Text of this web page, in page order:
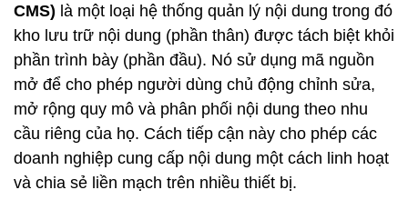
CMS) là một loại hệ thống quản lý nội dung trong đó
kho lưu trữ nội dung (phần thân) được tách biệt khỏi
phần trình bày (phần đầu). Nó sử dụng mã nguồn
mở để cho phép người dùng chủ động chỉnh sửa,
mở rộng quy mô và phân phối nội dung theo nhu
cầu riêng của họ. Cách tiếp cận này cho phép các
doanh nghiệp cung cấp nội dung một cách linh hoạt
và chia sẻ liền mạch trên nhiều thiết bị.